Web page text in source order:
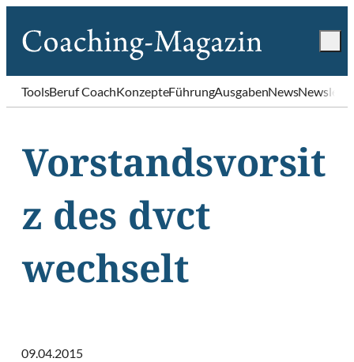
ToolsBeruf CoachKonzepteFührungAusgabenNews
Vorstandsvorsit
z des dvct
wechselt
09.04.2015